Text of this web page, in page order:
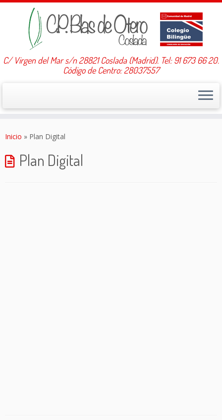
C/ Virgen del Mar s/n 28821 Coslada (Madrid). Tel: 91 673 66 20.
Código de Centro: 28037557
Inicio » Plan Digital
Plan Digital